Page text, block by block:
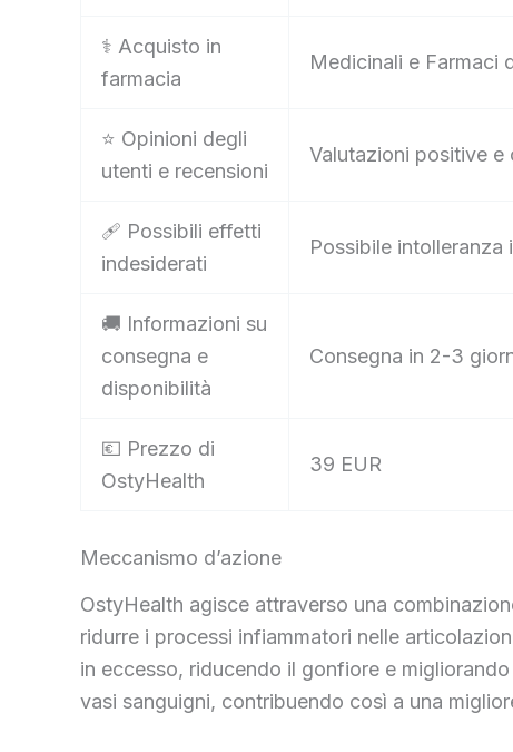
⚕️ Acquisto in
farmacia
Medicinali e Farmaci
⭐ Opinioni degli
utenti e recensioni
Valutazioni positive e
🩹 Possibili effetti
indesiderati
Possibile
🚚 Informazioni su
consegna e
disponibilità
Consegna in 2-3
💶 Prezzo di
OstyHealth
39 EUR
Meccanismo d’azione
OstyHealth agisce attraverso una
ridurre i processi infiammatori nelle
in eccesso, riducendo il gonfiore e
vasi sanguigni, contribuendo così a una